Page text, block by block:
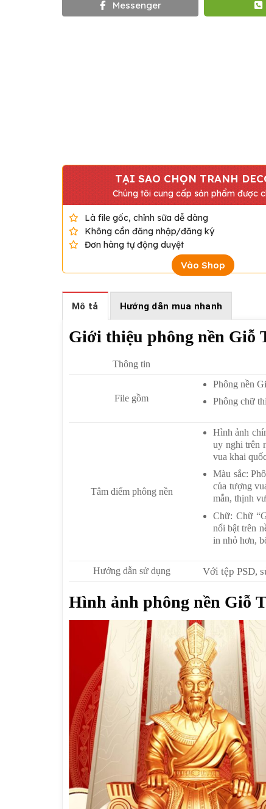
Messenger
TẠI SAO CHỌN TRANH
Chúng tôi cung cấp sản phẩm được
Là file gốc, chỉnh sữa dễ dàng
Không cần đăng nhập/đăng ký
Đơn hàng tự động duyệt
Vào Shop
Mô tả Hướng dẫn mua nhanh
Giới thiệu phông nền Giỗ
Thông tin
File gồm
Phông nền
Phông chữ
Tâm điểm phông nền
Hình ảnh
uy nghi trên
vua khai
Màu sắc:
của tượng
mắn, thịnh
Chữ: Chữ
nổi bật trên
in nhỏ hơn,
Hướng dẫn sử dụng Với tệp PSD,
Hình ảnh phông nền Giỗ